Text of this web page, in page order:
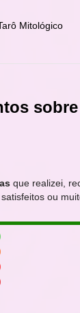
Mitológico
que realizei,
ou